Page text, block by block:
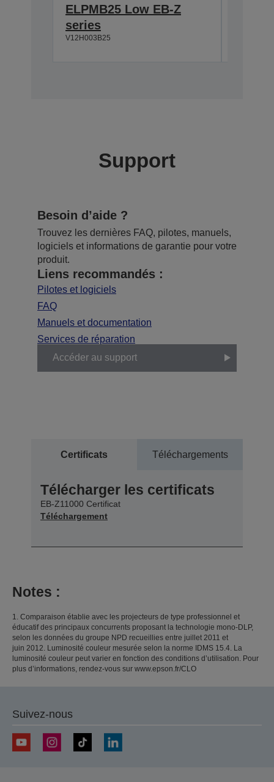
ELPMB25 Low EB-Z
series
V12H003B25
Support
Besoin d’aide ?
Trouvez les dernières FAQ, pilotes, manuels,
logiciels et informations de garantie pour votre
produit.
Liens recommandés :
Pilotes et logiciels
FAQ
Manuels et documentation
Services de réparation
Accéder au support
Certificats Téléchargements
Télécharger les certificats
EB-Z11000 Certificat
Téléchargement
Notes :
1. Comparaison établie avec les projecteurs de type professionnel et
éducatif des principaux concurrents proposant la technologie mono-DLP,
selon les données du groupe NPD recueillies entre juillet 2011 et
juin 2012. Luminosité couleur mesurée selon la norme IDMS 15.4. La
luminosité couleur peut varier en fonction des conditions d’utilisation. Pour
plus d’informations, rendez-vous sur www.epson.fr/CLO
Suivez-nous